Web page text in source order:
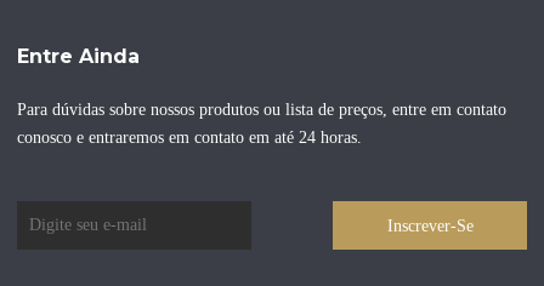
Entre Ainda
Para dúvidas sobre nossos produtos ou lista de preços, entre em contato
conosco e entraremos em contato em até 24 horas.
Inscrever-Se